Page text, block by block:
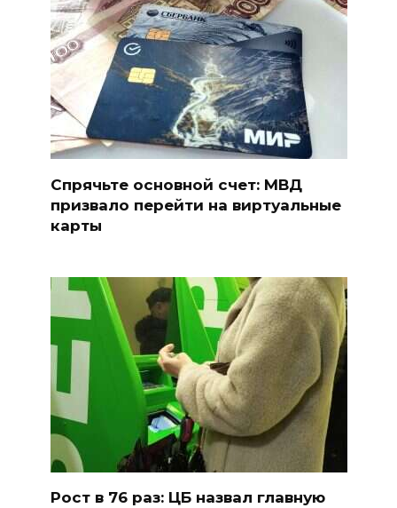
Спрячьте основной счет: МВД
призвало перейти на виртуальные
карты
Рост в 76 раз: ЦБ назвал главную